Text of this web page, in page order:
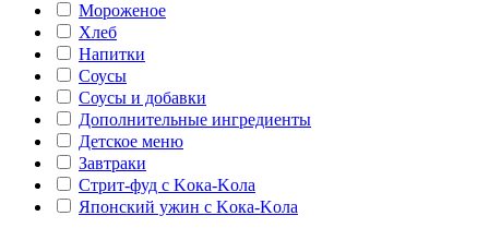
Мороженое
Хлеб
Напитки
Соусы
Соусы и добавки
Дополнительные ингредиенты
Детское меню
Завтраки
Стрит-фуд с Kока-Kола
Японский ужин с Kока-Kола